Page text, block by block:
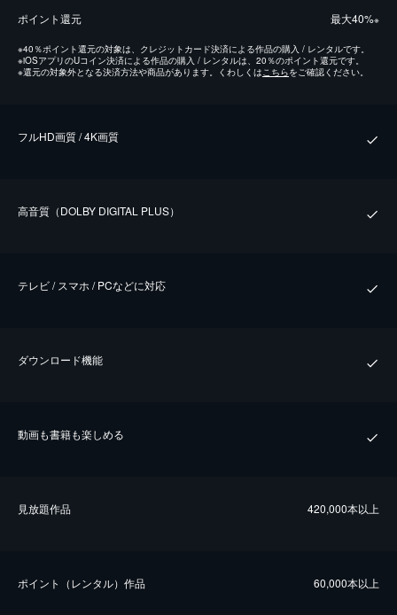
ポイント還元 最⼤40%※
※40％ポイント還元の対象は、クレジットカード決済による作品の購入 / レンタルです。
※iOSアプリのUコイン決済による作品の購入 / レンタルは、20％のポイント還元です。
※還元の対象外となる決済方法や商品があります。くわしくはこちらをご確認ください。
フルHD画質 / 4K画質
⾼⾳質（DOLBY DIGITAL PLUS）
テレビ / スマホ / PCなどに対応
ダウンロード機能
動画も書籍も楽しめる
⾒放題作品 420,000本以上
ポイント（レンタル）作品 60,000本以上